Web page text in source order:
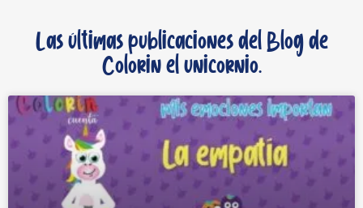
Las últimas publicaciones del Blog de
Colorin el unicornio.